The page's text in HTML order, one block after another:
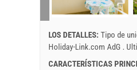
LOS DETALLES: Tipo de
Holiday-Link.com AdG .
CARACTERÍSTICAS